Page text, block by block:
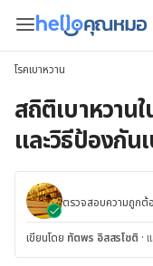
โรคเบาหวาน
สถิติเบาหวาน
และวิธีป้องกัน
ตรวจสอบความถูกต้
เขียนโดย ทัตพร อิสสรโชติ ·